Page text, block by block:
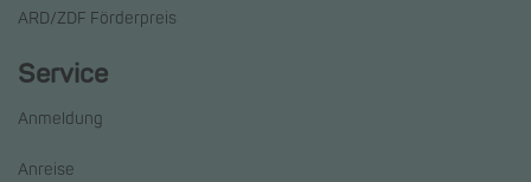
ARD/ZDF Förderpreis
Service
Anmeldung
Anreise